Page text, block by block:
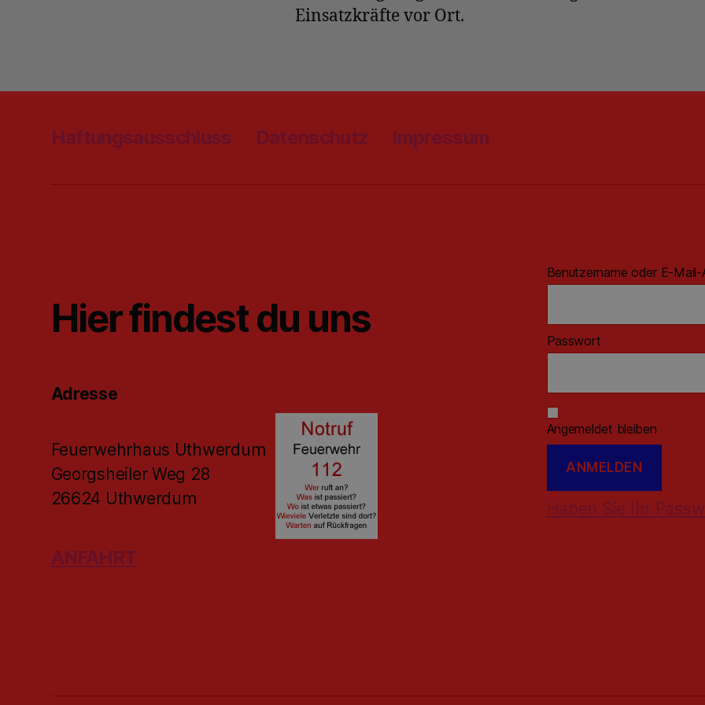
Einsatzkräfte vor Ort.
Haftungsausschluss Datenschutz Impressum
Hier findest du uns
Adresse
Feuerwehrhaus Uthwerdum
Georgsheiler Weg 28
26624 Uthwerdum
ANFAHRT
Benutzername oder E-Mail-
Passwort
Angemeldet bleiben
Haben Sie Ihr